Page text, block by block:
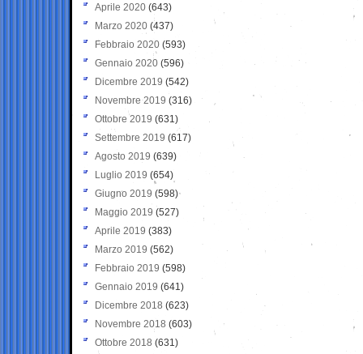
Aprile 2020 (643)
Marzo 2020 (437)
Febbraio 2020 (593)
Gennaio 2020 (596)
Dicembre 2019 (542)
Novembre 2019 (316)
Ottobre 2019 (631)
Settembre 2019 (617)
Agosto 2019 (639)
Luglio 2019 (654)
Giugno 2019 (598)
Maggio 2019 (527)
Aprile 2019 (383)
Marzo 2019 (562)
Febbraio 2019 (598)
Gennaio 2019 (641)
Dicembre 2018 (623)
Novembre 2018 (603)
Ottobre 2018 (631)